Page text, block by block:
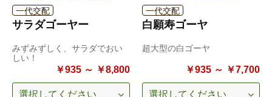
一代交配
サラダゴーヤー
みずみずしく、サラダでおい
しい！
￥935 ～ ￥8,800
一代交配
白願寿ゴーヤ
超大型の白ゴーヤ
￥935 ～ ￥7,700